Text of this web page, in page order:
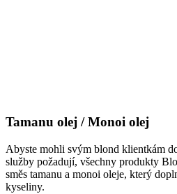
Tamanu olej / Monoi olej
Abyste mohli svým blond klientkám
služby požadují, všechny produkty
směs tamanu a monoi oleje, který
kyseliny.